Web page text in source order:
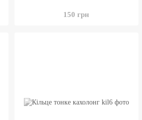
150 грн